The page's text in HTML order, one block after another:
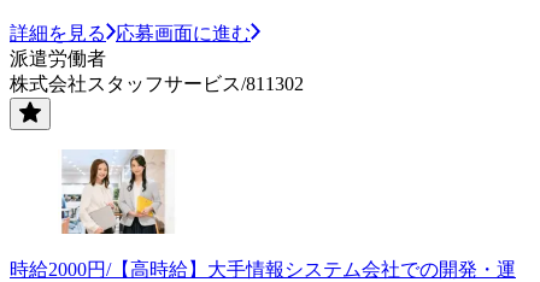
詳細を見る
応募画面に進む
派遣労働者
株式会社スタッフサービス/811302
時給2000円/【高時給】大手情報システム会社での開発・運